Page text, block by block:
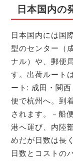
日本国内の
日本国内には国
型のセンター（
ナル）や、郵便
す。出荷ルート
ート: 成田・関
便で杭州へ。到
されます。 – 船
港へ運び、内陸
めだが日数は長
日数とコストの